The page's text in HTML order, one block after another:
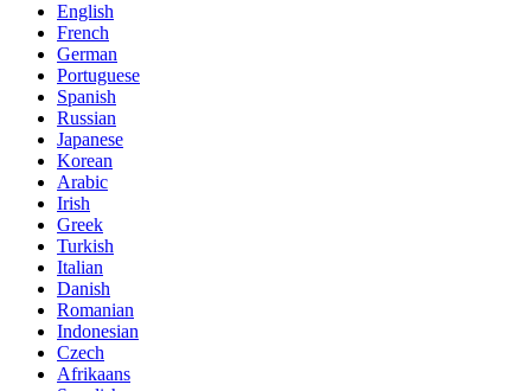
English
French
German
Portuguese
Spanish
Russian
Japanese
Korean
Arabic
Irish
Greek
Turkish
Italian
Danish
Romanian
Indonesian
Czech
Afrikaans